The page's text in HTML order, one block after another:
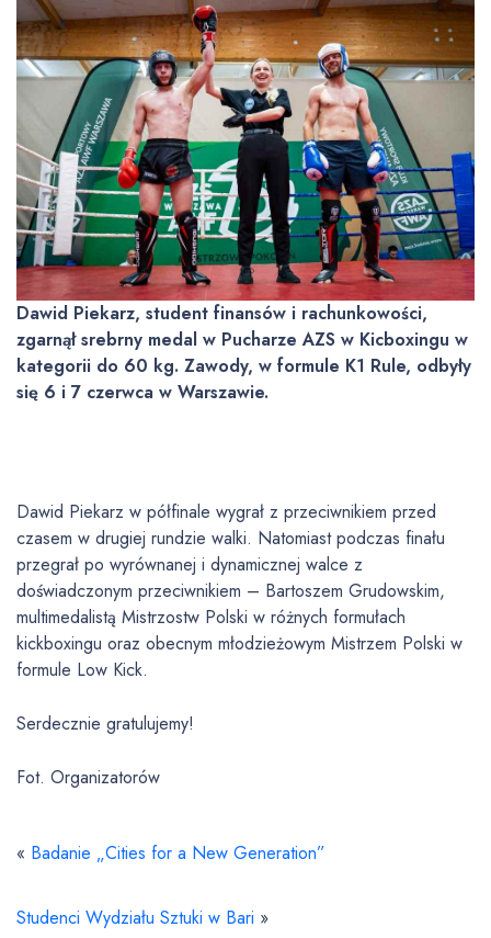
Dawid Piekarz, student finansów i rachunkowości,
zgarnął srebrny medal w Pucharze AZS w Kicboxingu w
kategorii do 60 kg. Zawody, w formule K1 Rule, odbyły
się 6 i 7 czerwca w Warszawie.
Dawid Piekarz w półfinale wygrał z przeciwnikiem przed
czasem w drugiej rundzie walki. Natomiast podczas finału
przegrał po wyrównanej i dynamicznej walce z
doświadczonym przeciwnikiem – Bartoszem Grudowskim,
multimedalistą Mistrzostw Polski w różnych formułach
kickboxingu oraz obecnym młodzieżowym Mistrzem Polski w
formule Low Kick.
Serdecznie gratulujemy!
Fot. Organizatorów
« Badanie „Cities for a New Generation”
Studenci Wydziału Sztuki w Bari »